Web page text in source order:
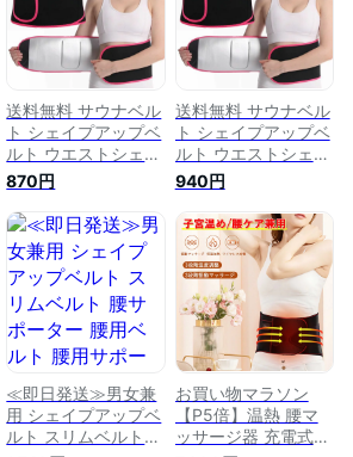
送料無料 サウナベル
ト シェイプアップベ
ルト ウエストシェイ
パー 男女兼用 発汗
ダイエット コルセッ
ト 腹巻き 引き締め
腰 お腹 腹筋
870円
送料無料 サウナベル
ト シェイプアップベ
ルト ウエストシェイ
パー 男女兼用 発汗
ダイエット コルセッ
ト 腹巻き 引き締め
腰 お腹 腹筋
940円
≪即日発送≫男女兼
用 シェイプアップベ
ルト スリムベルト
お買い物マラソン
【P5倍】温熱 腰マ
ッサージ器 充電式